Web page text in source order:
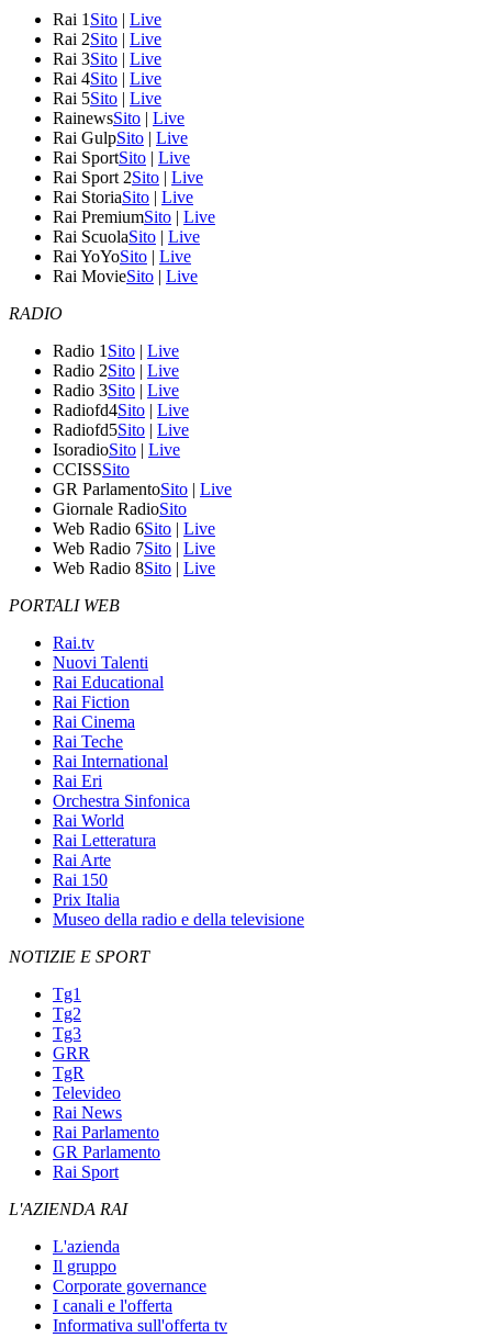
Rai 1 Sito | Live
Rai 2Sito | Live
Rai 3Sito | Live
Rai 4Sito | Live
Rai 5Sito | Live
RainewsSito | Live
Rai GulpSito | Live
Rai SportSito | Live
Rai Sport 2Sito | Live
Rai StoriaSito | Live
Rai PremiumSito | Live
Rai ScuolaSito | Live
Rai YoYoSito | Live
Rai MovieSito | Live
RADIO
Radio 1 Sito | Live
Radio 2Sito | Live
Radio 3Sito | Live
Radiofd4Sito | Live
Radiofd5Sito | Live
IsoradioSito | Live
CCISSSito
GR ParlamentoSito | Live
Giornale RadioSito
Web Radio 6Sito | Live
Web Radio 7Sito | Live
Web Radio 8Sito | Live
PORTALI WEB
Rai.tv
Nuovi Talenti
Rai Educational
Rai Fiction
Rai Cinema
Rai Teche
Rai International
Rai Eri
Orchestra Sinfonica
Rai World
Rai Letteratura
Rai Arte
Rai 150
Prix Italia
Museo della radio e della televisione
NOTIZIE E SPORT
Tg1
Tg2
Tg3
GRR
TgR
Televideo
Rai News
Rai Parlamento
GR Parlamento
Rai Sport
L'AZIENDA RAI
L'azienda
Il gruppo
Corporate governance
I canali e l'offerta
Informativa sull'offerta tv